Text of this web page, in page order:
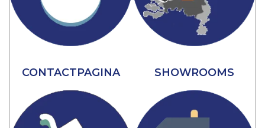
CONTACTPAGINA SHOWROOMS